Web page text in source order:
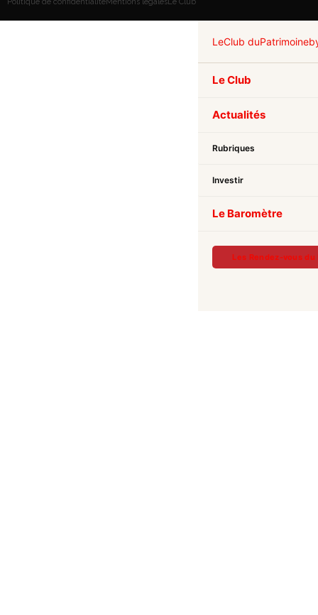
LeClub duPatrimoine
Le Club
Actualités
Rubriques
Investir
Le Baromètre
Les Rendez-vous